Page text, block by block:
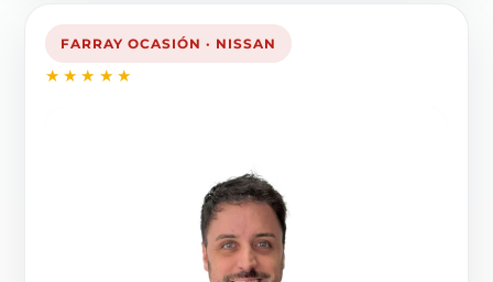
FARRAY OCASIÓN · NISSAN
★★★★★